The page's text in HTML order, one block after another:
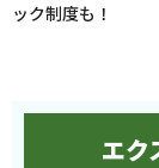
ック制度も！
エク